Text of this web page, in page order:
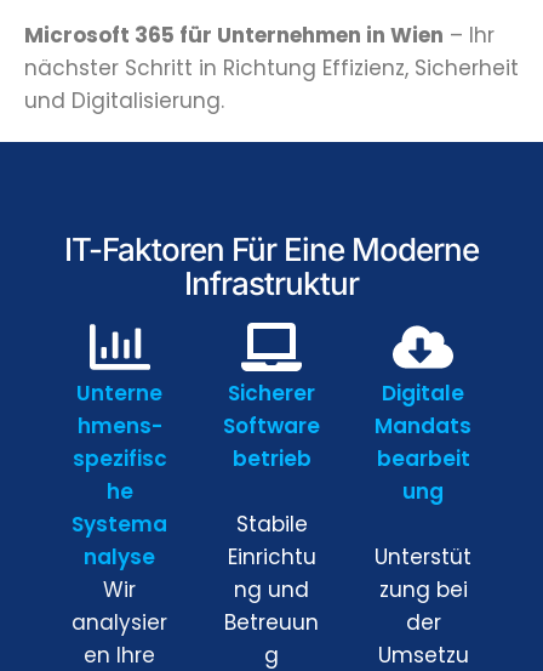
Microsoft 365 für Unternehmen in Wien – Ihr
nächster Schritt in Richtung Effizienz, Sicherheit
und Digitalisierung.
IT-Faktoren Für Eine Moderne
Infrastruktur
Unterne
hmens-
spezifisc
he
Systema
nalyse
Wir
analysier
en Ihre
Sicherer
Software
betrieb
Stabile
Einrichtu
ng und
Betreuun
g
Digitale
Mandats
bearbeit
ung
Unterstüt
zung bei
der
Umsetzu